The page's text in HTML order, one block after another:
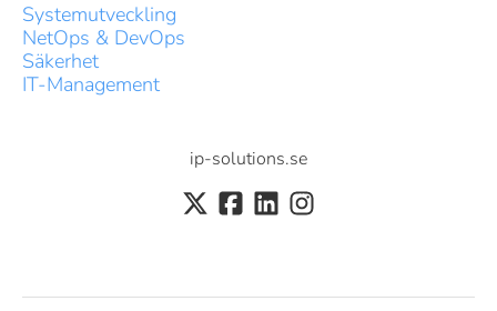
Systemutveckling
NetOps & DevOps
Säkerhet
IT-Management
ip-solutions.se